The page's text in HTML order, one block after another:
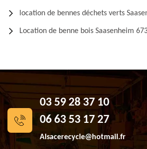
location de bennes déchets verts
Location de benne bois Saasenheim
03 59 28 37 10
06 63 53 17 27
Alsacerecycle@hotmail.fr